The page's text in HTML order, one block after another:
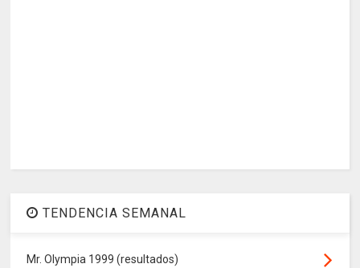
TENDENCIA SEMANAL
Mr. Olympia 1999 (resultados)